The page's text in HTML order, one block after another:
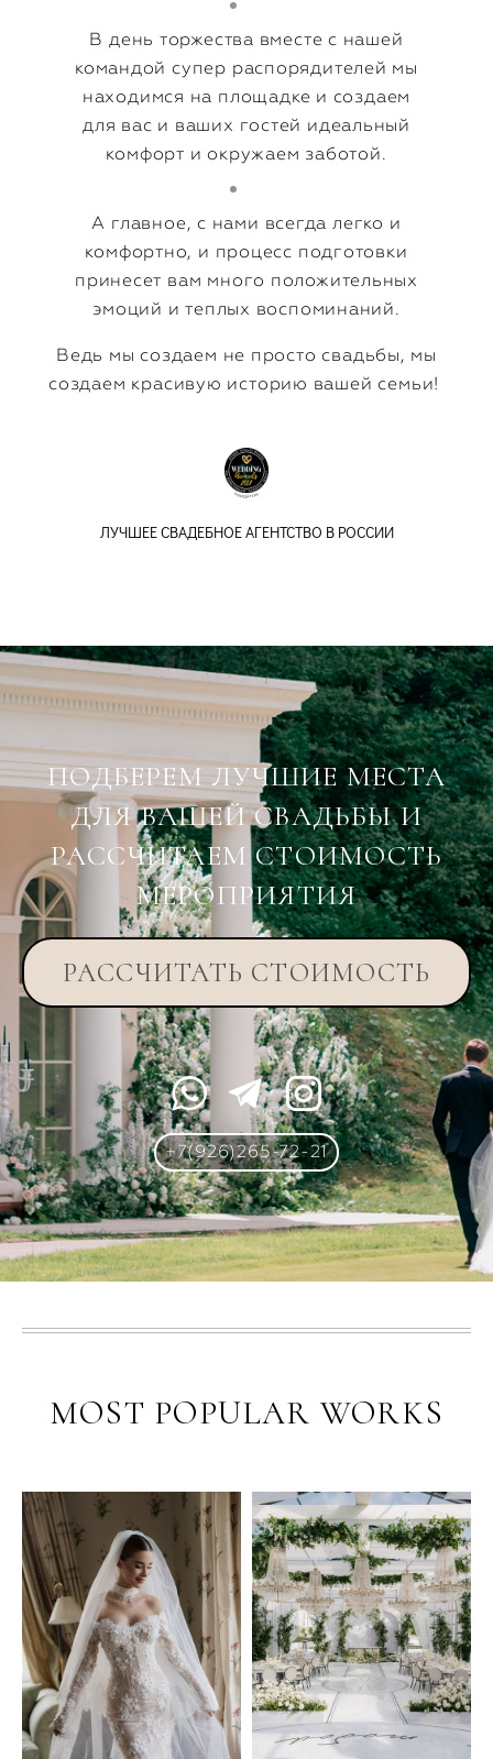
В день торжества вместе с нашей
командой супер распорядителей мы
находимся на площадке и создаем
для вас и ваших гостей идеальный
комфорт и окружаем заботой.
А главное, с нами всегда легко и
комфортно, и процесс подготовки
принесет вам много положительных
эмоций и теплых воспоминаний.
Ведь мы создаем не просто свадьбы, мы
создаем красивую историю вашей семьи!
ЛУЧШЕЕ СВАДЕБНОЕ АГЕНТСТВО В РОССИИ
ПОДБЕРЕМ ЛУЧШИЕ МЕСТА
ДЛЯ ВАШЕЙ СВАДЬБЫ И
РАССЧИТАЕМ СТОИМОСТЬ
МЕРОПРИЯТИЯ
РАССЧИТАТЬ СТОИМОСТЬ
+7(926)265-72-21
MOST POPULAR WORKS